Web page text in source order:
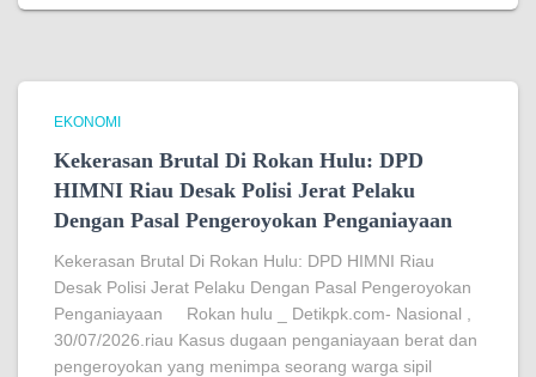
EKONOMI
Kekerasan Brutal Di Rokan Hulu: DPD
HIMNI Riau Desak Polisi Jerat Pelaku
Dengan Pasal Pengeroyokan Penganiayaan
Kekerasan Brutal Di Rokan Hulu: DPD HIMNI Riau
Desak Polisi Jerat Pelaku Dengan Pasal Pengeroyokan
Penganiayaan Rokan hulu _ Detikpk.com- Nasional ,
30/07/2026.riau Kasus dugaan penganiayaan berat dan
pengeroyokan yang menimpa seorang warga sipil